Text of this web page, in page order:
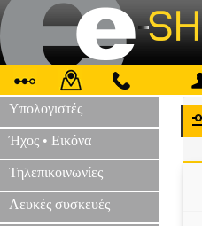
Υπολογιστές
Ήχος • Εικόνα
Τηλεπικοινωνίες
Λευκές συσκευές